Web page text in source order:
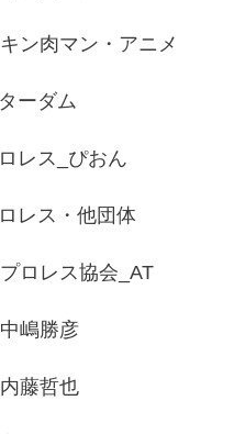
キン肉マン・アニメ
ーダム
レス_ぴおん
レス・他団体
プロレス協会_AT
中嶋勝彦
内藤哲也